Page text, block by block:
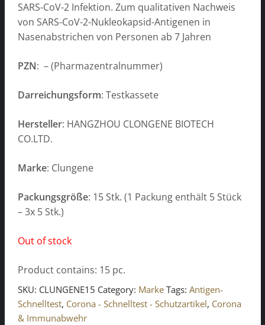
SARS-CoV-2 Infektion. Zum qualitativen Nachweis
von SARS-CoV-2-Nukleokapsid-Antigenen in
Nasenabstrichen von Personen ab 7 Jahren
PZN: – (Pharmazentralnummer)
Darreichungsform: Testkassete
Hersteller: HANGZHOU CLONGENE BIOTECH
CO.LTD.
Marke: Clungene
Packungsgröße: 15 Stk. (1 Packung enthält 5 Stück
– 3x 5 Stk.)
Out of stock
Product contains: 15 pc.
SKU: CLUNGENE15 Category: Marke Tags: Antigen-
Schnelltest, Corona - Schnelltest - Schutzartikel, Corona
& Immunabwehr